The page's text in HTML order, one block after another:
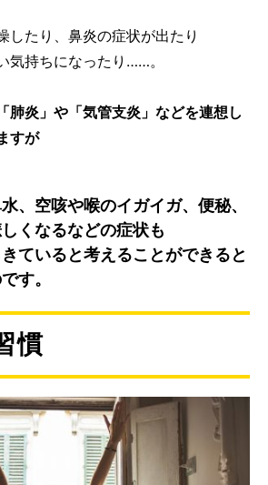
したり、鼻炎の症状が出たり
気持ちになったり……。
肺炎」や「気管支炎」などを連想し
すが
、空咳や喉のイガイガ、便秘、
くなるなどの症状も
ていると考えることができると
す。
慣